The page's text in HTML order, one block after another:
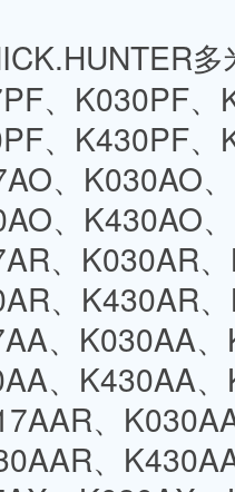
多
、 K030PF、
、 K430PF、
、 K030AO、
、 K430AO、
、 K030AR、
、 K430AR、
、 K030AA、
、 K430AA、
、
、